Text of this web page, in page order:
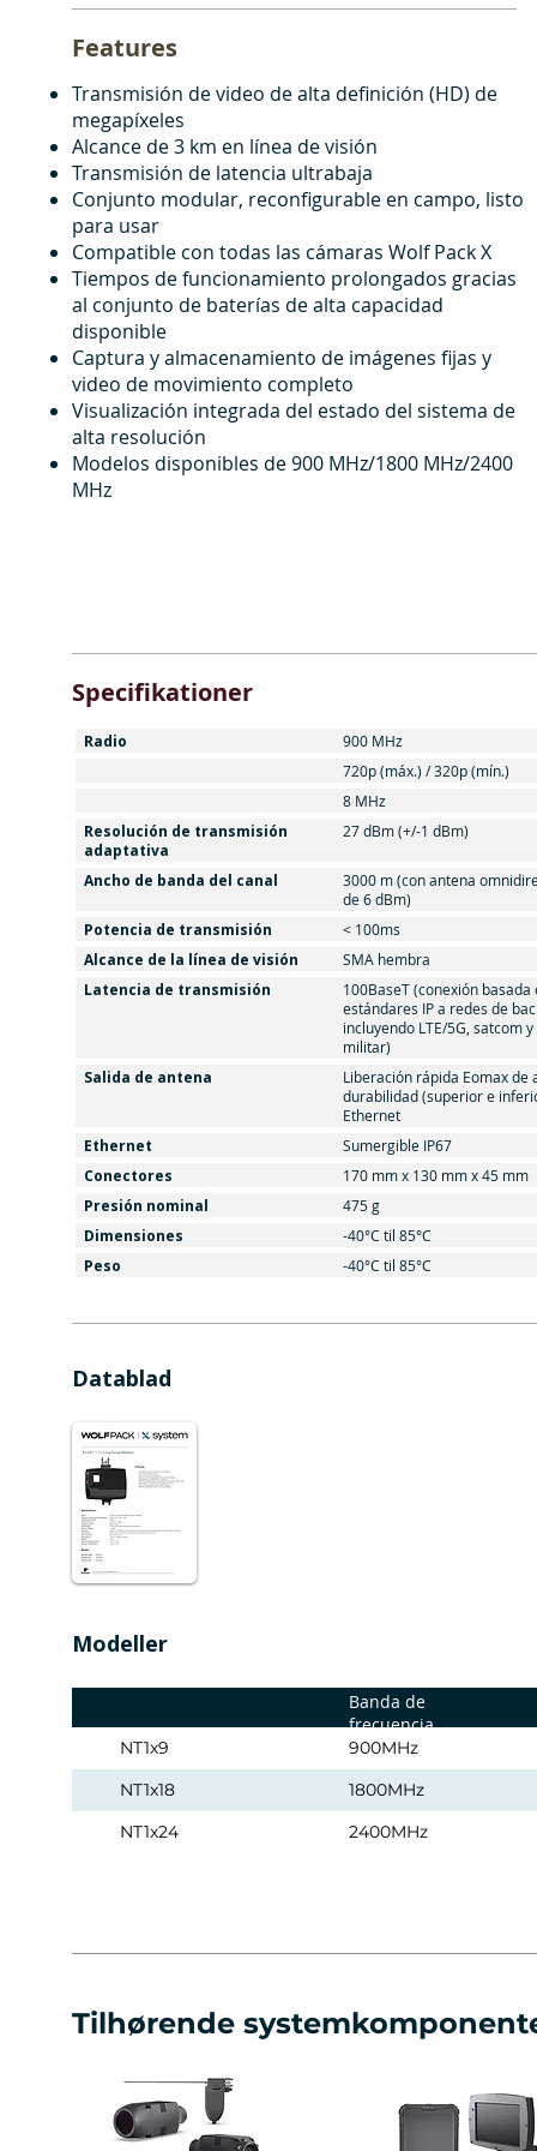
Features
Transmisión de video de alta definición (HD) de
megapíxeles
Alcance de 3 km en línea de visión
Transmisión de latencia ultrabaja
Conjunto modular, reconfigurable en campo, listo
para usar
Compatible con todas las cámaras Wolf Pack X
Tiempos de funcionamiento prolongados gracias
al conjunto de baterías de alta capacidad
disponible
Captura y almacenamiento de imágenes fijas y
video de movimiento completo
Visualización integrada del estado del sistema de
alta resolución
Modelos disponibles de 900 MHz/1800 MHz/2400
MHz
Specifikationer
Radio
900 MHz
720p (máx.) / 320p (mín.)
8 MHz
Resolución de transmisión
adaptativa
27 dBm (+/-1 dBm)
Ancho de banda del canal
3000 m (con antena
de 6 dBm)
Potencia de transmisión < 100ms
Alcance de la línea de visión SMA hembra
Latencia de transmisión
100BaseT (conexión basada
estándares IP a redes de
incluyendo LTE/5G, satcom
militar)
Salida de antena
Liberación rápida Eomax de
durabilidad (superior e
Ethernet
Ethernet Sumergible IP67
Conectores 170 mm x 130 mm x 45 mm
Presión nominal 475 g
Dimensiones -40°C til 85°C
Peso -40°C til 85°C
Datablad
Modeller
Banda de
frecuencia
NT1x9
900MHz
NT1x18
1800MHz
NT1x24
2400MHz
Tilhørende